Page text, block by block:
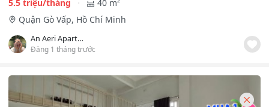
5.5 triệu/tháng
40 m²
Quận Gò Vấp, Hồ Chí Minh
An Aeri Apartment
Đăng 1 tháng trước